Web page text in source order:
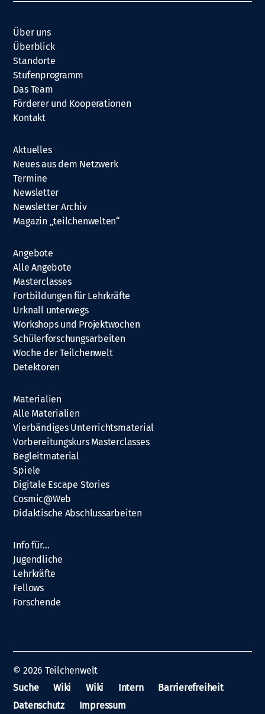
Über uns
Überblick
Standorte
Stufenprogramm
Das Team
Förderer und Kooperationen
Kontakt
Aktuelles
Neues aus dem Netzwerk
Termine
Newsletter
Newsletter Archiv
Magazin „teilchenwelten“
Angebote
Alle Angebote
Masterclasses
Fortbildungen für Lehrkräfte
Urknall unterwegs
Workshops und Projektwochen
Schülerforschungsarbeiten
Woche der Teilchenwelt
Detektoren
Materialien
Alle Materialien
Vierbändiges Unterrichtsmaterial
Vorbereitungskurs Masterclasses
Begleitmaterial
Spiele
Digitale Escape Stories
Cosmic@Web
Didaktische Abschlussarbeiten
Info für…
Jugendliche
Lehrkräfte
Fellows
Forschende
© 2026 Teilchenwelt
Suche
Wiki Wiki Intern
Barrierefreiheit
Datenschutz
Impressum